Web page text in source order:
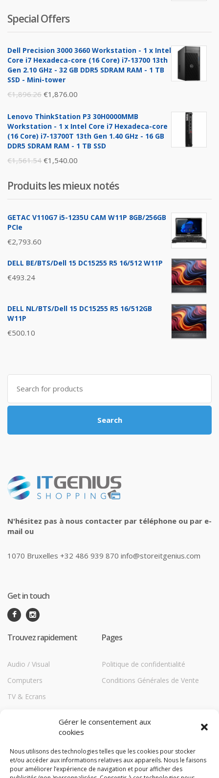
Gérer le consentement aux
cookies
Nous utilisons des technologies telles que les cookies pour stocker
et/ou accéder aux informations relatives aux appareils. Nous le faisons
pour améliorer l’expérience de navigation et pour afficher des
Special Offers
Dell Precision 3000 3660 Workstation - 1 x Intel
Core i7 Hexadeca-core (16 Core) i7-13700 13th
Gen 2.10 GHz - 32 GB DDR5 SDRAM RAM - 1 TB
SSD - Mini-tower
€1,896.26 Original
was:
€1,896.26.
€1,876.00
is:
€1,876.00.
Lenovo ThinkStation P3 30H0000MMB
Workstation - 1 x Intel Core i7 Hexadeca-core
(16 Core) i7-13700T 13th Gen 1.40 GHz - 16 GB
DDR5 SDRAM RAM - 1 TB SSD
€1,561.54 Original
was:
€1,561.54.
€1,540.00
is:
€1,540.00.
Produits les mieux notés
GETAC V110G7 i5-1235U CAM W11P 8GB/256GB
PCIe
€2,793.60
DELL BE/BTS/Dell 15 DC15255 R5 16/512 W11P
€493.24
DELL NL/BTS/Dell 15 DC15255 R5 16/512GB
W11P
€500.10
Search
for:
Search
N'hésitez pas à nous contacter par téléphone ou par e-
mail ou
1070 Bruxelles +32 486 939 870 info@storeitgenius.com
Get in touch
Trouvez rapidement
Audio / Visual
Computers
TV & Ecrans
Storage
Pages
Politique de confidentialité
Conditions Générales de Vente